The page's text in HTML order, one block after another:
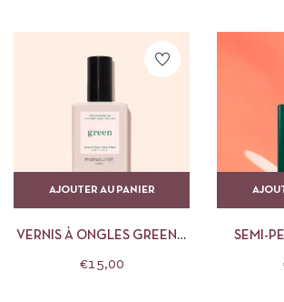
AJOUTER AU PANIER
VERNIS À ONGLES GREEN™
PAILLETÉ OR MANUCURIST
€15,00
SEMI-